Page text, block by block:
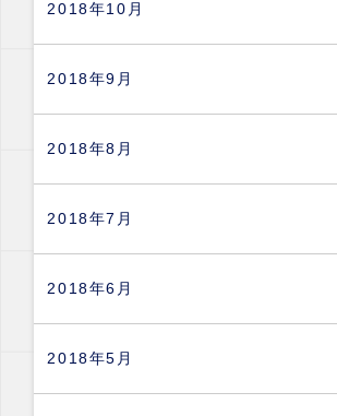
2018年10月
2018年9月
2018年8月
2018年7月
2018年6月
2018年5月